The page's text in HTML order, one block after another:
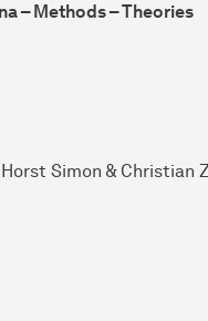
– Methods – Theories
Simon & Christian